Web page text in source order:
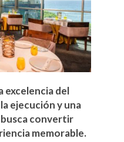
excelencia del
ejecución y una
convertir
memorable.